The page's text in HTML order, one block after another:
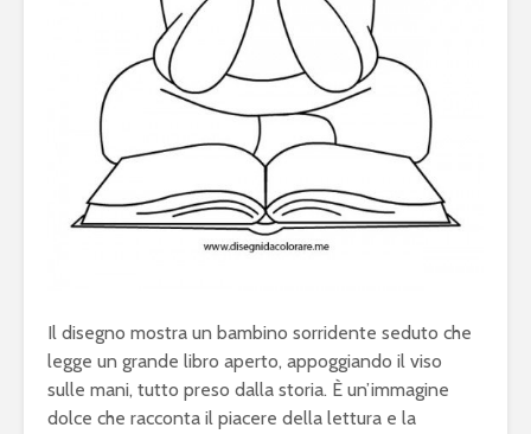
Il disegno mostra un bambino sorridente seduto che
legge un grande libro aperto, appoggiando il viso
sulle mani, tutto preso dalla storia. È un’immagine
dolce che racconta il piacere della lettura e la